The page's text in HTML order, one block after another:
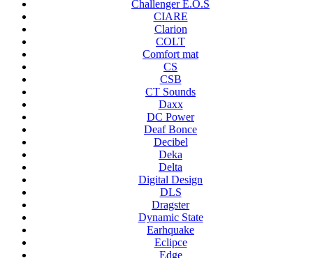
Challenger E.O.S
CIARE
Clarion
COLT
Comfort mat
CS
CSB
CT Sounds
Daxx
DC Power
Deaf Bonce
Decibel
Deka
Delta
Digital Design
DLS
Dragster
Dynamic State
Earhquake
Eclipce
Edge